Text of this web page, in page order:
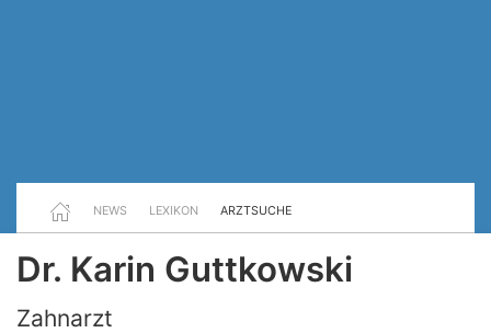
NEWS LEXIKON ARZTSUCHE
Dr. Karin Guttkowski
Zahnarzt